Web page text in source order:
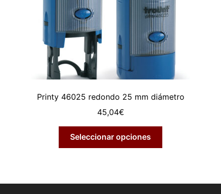
Printy 46025 redondo 25 mm diámetro
45,04€
Seleccionar opciones